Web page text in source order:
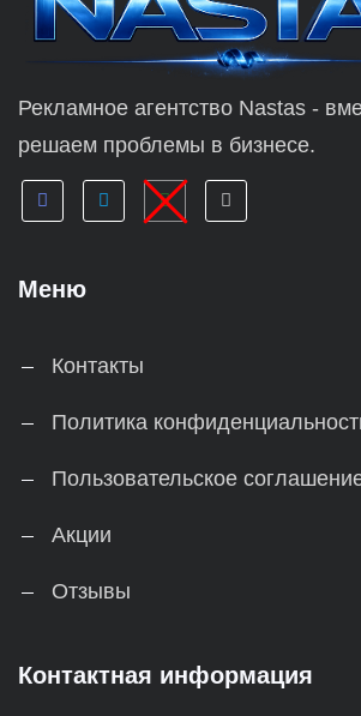
Рекламное агентство Nastas -
решаем проблемы в бизнесе.
Меню
Контакты
Политика
Пользовательское
Акции
Отзывы
Контактная информация